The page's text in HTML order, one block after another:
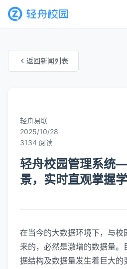
返回新闻列表
轻舟易联
2025/10/28
3134 阅读
轻舟校园管理系统
景，实时直观掌握
在当今的大数据环境下，与校
来的，必然是激增的数据量
据结构及数据量发生着巨大的